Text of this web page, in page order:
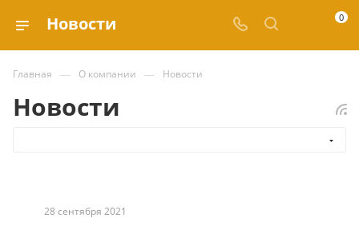
Новости 0
Главная — О компании — Новости
Новости
28 сентября 2021